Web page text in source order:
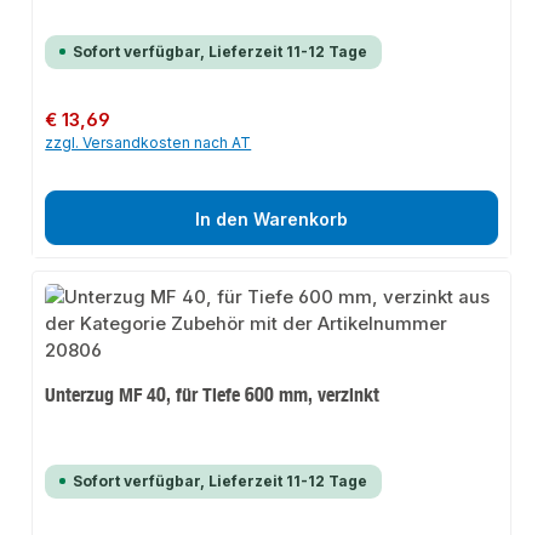
Sofort verfügbar, Lieferzeit 11-12 Tage
Regulärer Preis:
€ 13,69
zzgl. Versandkosten nach AT
In den Warenkorb
Unterzug MF 40, für Tiefe 600 mm, verzinkt
Sofort verfügbar, Lieferzeit 11-12 Tage